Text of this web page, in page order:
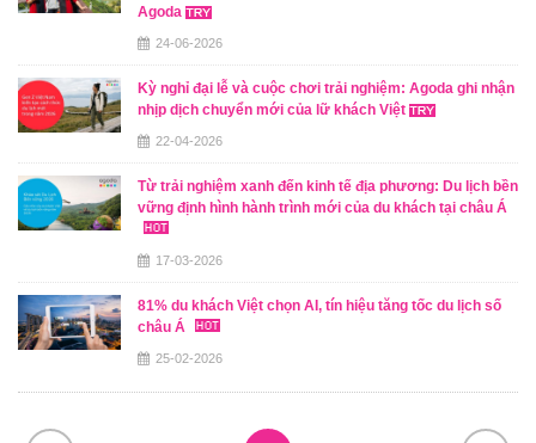
Agoda
24-06-2026
Kỳ nghỉ đại lễ và cuộc chơi trải nghiệm: Agoda ghi nhận
nhịp dịch chuyển mới của lữ khách Việt
22-04-2026
Từ trải nghiệm xanh đến kinh tế địa phương: Du lịch bền
vững định hình hành trình mới của du khách tại châu Á
17-03-2026
81% du khách Việt chọn AI, tín hiệu tăng tốc du lịch số
châu Á
25-02-2026